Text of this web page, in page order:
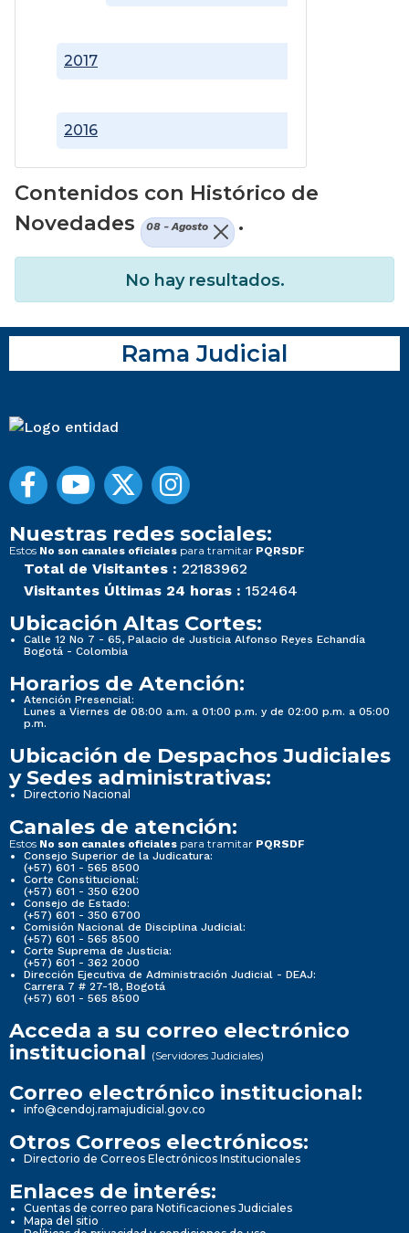
2016
2017
Contenidos con Histórico de
Novedades
08 - Agosto .
No hay resultados.
Rama Judicial
Nuestras redes sociales:
Estos No son canales oficiales para tramitar PQRSDF
Total de Visitantes : 22183962
Visitantes Últimas 24 horas : 152464
Ubicación Altas Cortes:
Calle 12 No 7 - 65, Palacio de Justicia Alfonso Reyes Echandía
Bogotá - Colombia
Horarios de Atención:
Atención Presencial:
Lunes a Viernes de 08:00 a.m. a 01:00 p.m. y de 02:00 p.m. a 05:00
p.m.
Ubicación de Despachos Judiciales
y Sedes administrativas:
Directorio Nacional
Canales de atención:
Estos No son canales oficiales para tramitar PQRSDF
Consejo Superior de la Judicatura:
(+57) 601 - 565 8500
Corte Constitucional:
(+57) 601 - 350 6200
Consejo de Estado:
(+57) 601 - 350 6700
Comisión Nacional de Disciplina Judicial:
(+57) 601 - 565 8500
Corte Suprema de Justicia:
(+57) 601 - 362 2000
Dirección Ejecutiva de Administración Judicial - DEAJ:
Carrera 7 # 27-18, Bogotá
(+57) 601 - 565 8500
Acceda a su correo electrónico
institucional (Servidores Judiciales)
Correo electrónico institucional:
info@cendoj.ramajudicial.gov.co
Otros Correos electrónicos:
Directorio de Correos Electrónicos Institucionales
Enlaces de interés:
Cuentas de correo para Notificaciones Judiciales
Mapa del sitio